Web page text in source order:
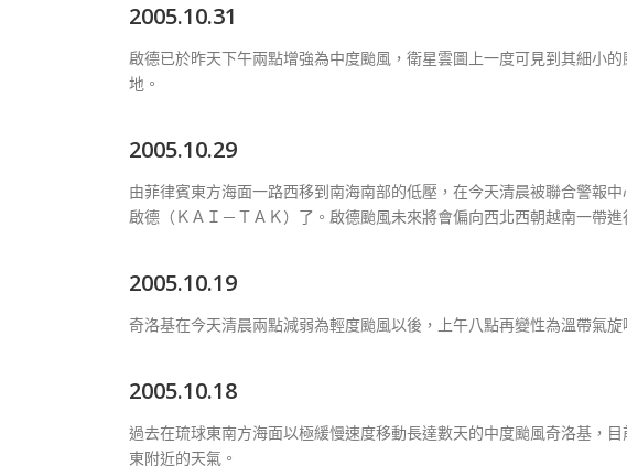
2005.10.31
啟德已於昨天下午兩點增強為中度颱風，衛星雲圖上一度可見到其細小
地。
2005.10.29
由菲律賓東方海面一路西移到南海南部的低壓，在今天清晨被聯合警報
啟德（ＫＡＩ－ＴＡＫ）了。啟德颱風未來將會偏向西北西朝越南一帶進
2005.10.19
奇洛基在今天清晨兩點減弱為輕度颱風以後，上午八點再變性為溫帶氣旋
2005.10.18
過去在琉球東南方海面以極緩慢速度移動長達數天的中度颱風奇洛基，
東附近的天氣。